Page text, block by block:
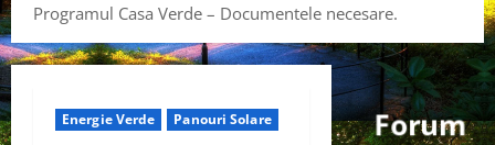
Programul Casa Verde – Documentele necesare.
Energie Verde Panouri Solare
Forum